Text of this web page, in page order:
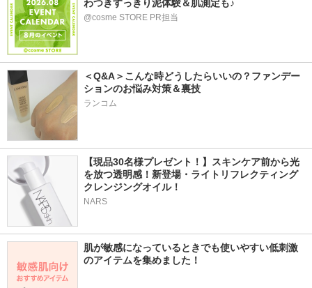
わつきすっきり泥体験＆肌測定も♪
@cosme STORE PR担当
＜Q&A＞こんな時どうしたらいいの？ファンデー
ションのお悩み対策＆裏技
ランコム
【現品30名様プレゼント！】スキンケア前から光
を放つ透明感！新登場・ライトリフレクティング
クレンジングオイル！
NARS
肌が敏感になっているときでも使いやすい低刺激
のアイテムを集めました！